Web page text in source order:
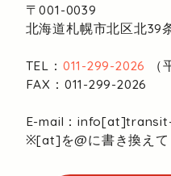
〒001-0039
北海道札幌市北区北39
TEL： 011-299-2026
（
FAX：011-299-2026
E-mail：
※[at]を@に書き換えて